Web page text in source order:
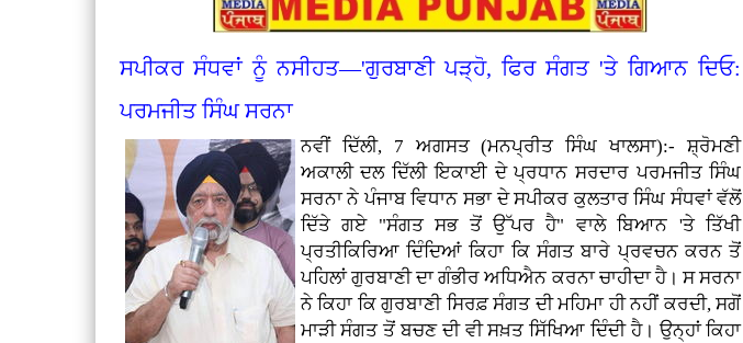
ਸਪੀਕਰ ਸੰਧਵਾਂ ਨੂੰ ਨਸੀਹਤ—'ਗੁਰਬਾਣੀ ਪੜ੍ਹੋ, ਫਿਰ ਸੰਗਤ 'ਤੇ ਗਿਆਨ ਦਿਓ:
ਪਰਮਜੀਤ ਸਿੰਘ ਸਰਨਾ
ਨਵੀਂ ਦਿੱਲੀ, 7 ਅਗਸਤ (ਮਨਪ੍ਰੀਤ ਸਿੰਘ ਖਾਲਸਾ):- ਸ਼੍ਰੋਮਣੀ
ਅਕਾਲੀ ਦਲ ਦਿੱਲੀ ਇਕਾਈ ਦੇ ਪ੍ਰਧਾਨ ਸਰਦਾਰ ਪਰਮਜੀਤ ਸਿੰਘ
ਸਰਨਾ ਨੇ ਪੰਜਾਬ ਵਿਧਾਨ ਸਭਾ ਦੇ ਸਪੀਕਰ ਕੁਲਤਾਰ ਸਿੰਘ ਸੰਧਵਾਂ ਵੱਲੋਂ
ਦਿੱਤੇ ਗਏ "ਸੰਗਤ ਸਭ ਤੋਂ ਉੱਪਰ ਹੈ" ਵਾਲੇ ਬਿਆਨ 'ਤੇ ਤਿੱਖੀ
ਪ੍ਰਤੀਕਿਰਿਆ ਦਿੰਦਿਆਂ ਕਿਹਾ ਕਿ ਸੰਗਤ ਬਾਰੇ ਪ੍ਰਵਚਨ ਕਰਨ ਤੋਂ
ਪਹਿਲਾਂ ਗੁਰਬਾਣੀ ਦਾ ਗੰਭੀਰ ਅਧਿਐਨ ਕਰਨਾ ਚਾਹੀਦਾ ਹੈ। ਸ ਸਰਨਾ
ਨੇ ਕਿਹਾ ਕਿ ਗੁਰਬਾਣੀ ਸਿਰਫ਼ ਸੰਗਤ ਦੀ ਮਹਿਮਾ ਹੀ ਨਹੀਂ ਕਰਦੀ, ਸਗੋਂ
ਮਾੜੀ ਸੰਗਤ ਤੋਂ ਬਚਣ ਦੀ ਵੀ ਸਖ਼ਤ ਸਿੱਖਿਆ ਦਿੰਦੀ ਹੈ। ਉਨ੍ਹਾਂ ਕਿਹਾ